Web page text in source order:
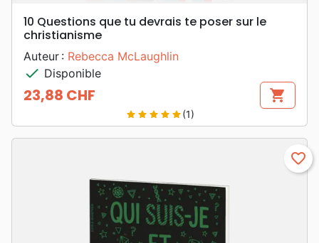
10 Questions que tu devrais te poser sur le
christianisme
Auteur : Rebecca McLaughlin
check Disponible
Prix
23,88 CHF shopping_cart
star star star star star(1)
favorite_border